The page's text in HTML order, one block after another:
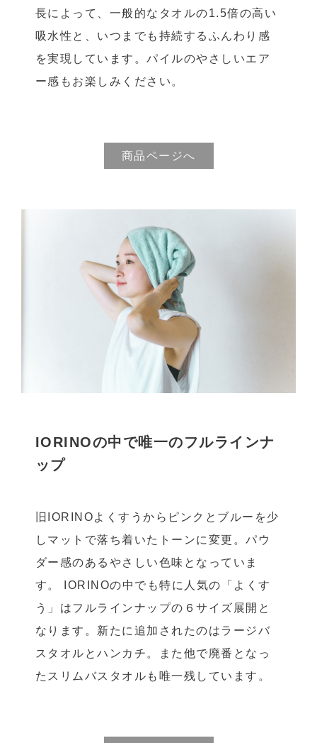
長によって、一般的なタオルの1.5倍の高い
吸水性と、いつまでも持続するふんわり感
を実現しています。パイルのやさしいエア
ー感もお楽しみください。
商品ページへ
IORINOの中で唯一のフルラインナ
ップ
旧IORINOよくすうからピンクとブルーを少
しマットで落ち着いたトーンに変更。パウ
ダー感のあるやさしい色味となっていま
す。 IORINOの中でも特に人気の「よくす
う」はフルラインナップの６サイズ展開と
なります。新たに追加されたのはラージバ
スタオルとハンカチ。また他で廃番となっ
たスリムバスタオルも唯一残しています。